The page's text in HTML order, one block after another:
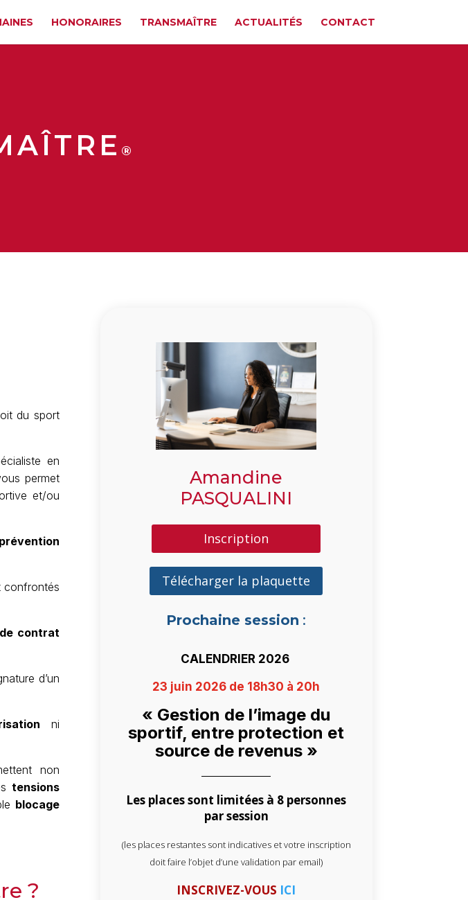
HONORAIRES TRANSMAÎTRE ACTUALITÉS CONTACT
®
du sport
en
permet
et/ou
confrontés
contrat
d’un
ni
non
tensions
blocage
?
Amandine
PASQUALINI
Inscription
Télécharger la plaquette
Prochaine session :
CALENDRIER 2026
23 juin 2026 de 18h30 à 20h
« Gestion de l’image du
sportif, entre protection et
source de revenus »
Les places sont limitées à 8 personnes
par session
(les places restantes sont indicatives et votre inscription
doit faire l’objet d’une validation par email)
INSCRIVEZ-VOUS ICI